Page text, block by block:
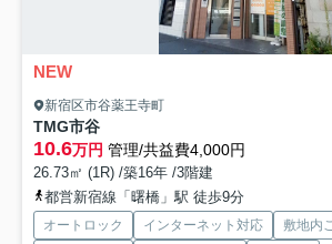
NEW
新宿区市谷薬王寺町
TMG市谷
10.6万円 管理/共益費4,000円
26.73㎡ (1R) /築16年 /3階建
都営新宿線「曙橋」駅 徒歩9分
オートロック インターネット対応
敷地内